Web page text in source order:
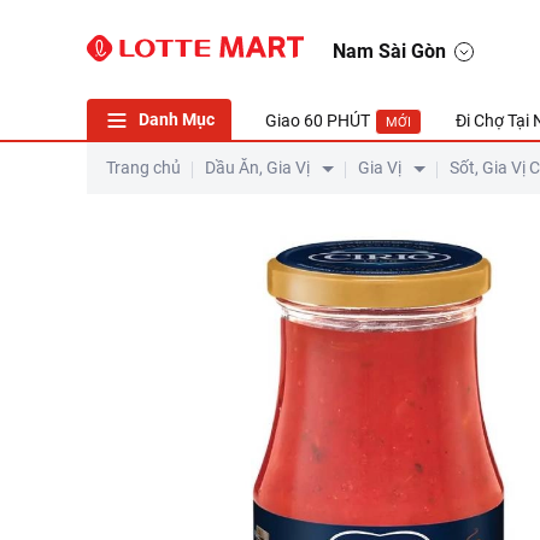
Nam Sài Gòn
Danh Mục Giao 60 PHÚT MỚI Đi Chợ Tại
Trang chủ Dầu Ăn, Gia Vị Gia Vị Sốt, Gia Vị